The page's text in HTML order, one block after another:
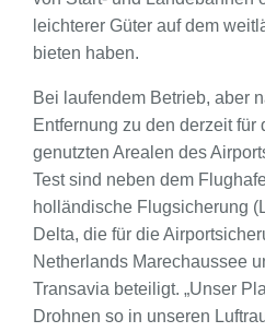
leichterer Güter auf dem
bieten haben.
Bei laufendem Betrieb, aber
Entfernung zu den derzeit
genutzten Arealen des
Test sind neben dem
holländische Flugsicherung
Delta, die für die
Netherlands Marechaussee
Transavia beteiligt. „Unser
Drohnen so in unseren